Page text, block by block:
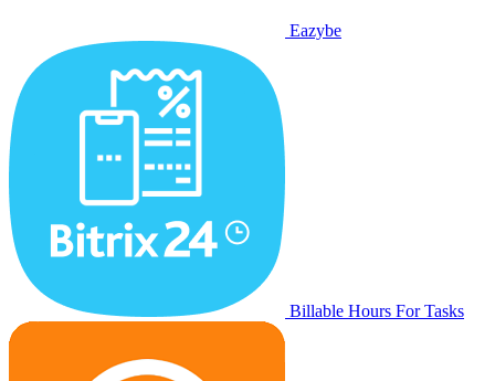
Eazybe
Billable Hours For Tasks